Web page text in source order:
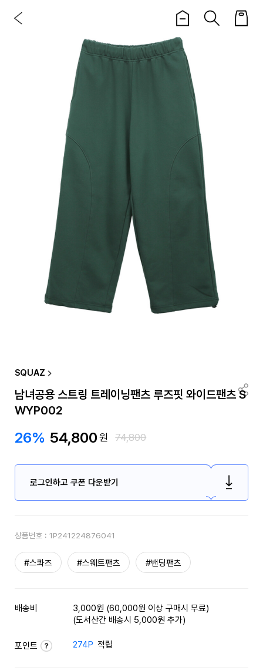
SQUAZ
남녀공용 스트링 트레이닝팬츠 루즈핏 와이드팬츠 S
WYP002
26% 54,800원 74,800
로그인하고 쿠폰 다운받기
상품번호 : 1P241224876041
#스콰즈 #스웨트팬츠 #밴딩팬츠
배송비
3,000원 (60,000원 이상 구매시 무료)
(도서산간 배송시 5,000원 추가)
포인트 274P 적립